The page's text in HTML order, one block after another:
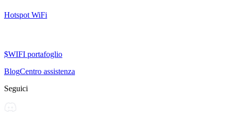
Hotspot WiFi
$WIFI portafoglio
BlogCentro assistenza
Seguici